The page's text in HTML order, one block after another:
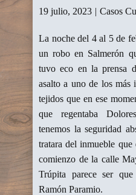
19 julio, 2023 Casos
La noche del 4 al 5 de
un robo en Salmerón
tuvo eco en la prensa
asalto a uno de los más
tejidos que en ese
que regentaba
tenemos la seguridad
tratara del inmueble que
comienzo de la calle
Trúpita parece ser
Ramón Paramio.